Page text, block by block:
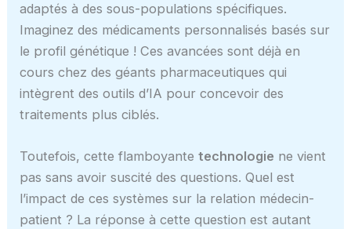
adaptés à des sous-populations spécifiques.
Imaginez des médicaments personnalisés basés sur
le profil génétique ! Ces avancées sont déjà en
cours chez des géants pharmaceutiques qui
intègrent des outils d’IA pour concevoir des
traitements plus ciblés.
Toutefois, cette flamboyantetechnologie ne vient
pas sans avoir suscité des questions. Quel est
l’impact de ces systèmes sur la relation médecin-
patient ? La réponse à cette question est autant